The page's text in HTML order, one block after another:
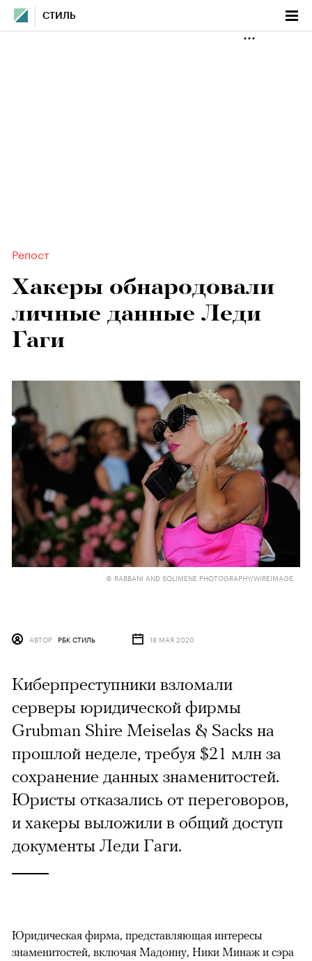
СТИЛЬ
Репост
Хакеры обнародовали
личные данные Леди
Гаги
© RABBANI AND SOLIMENE PHOTOGRAPHY/WIREIMAGE
АВТОР РБК СТИЛЬ 18 МАЯ 2020
Киберпреступники взломали
серверы юридической фирмы
Grubman Shire Meiselas & Sacks на
прошлой неделе, требуя $21 млн за
сохранение данных знаменитостей.
Юристы отказались от переговоров,
и хакеры выложили в общий доступ
документы Леди Гаги.
Юридическая фирма, представляющая интересы
знаменитостей, включая Мадонну, Ники Минаж и сэра